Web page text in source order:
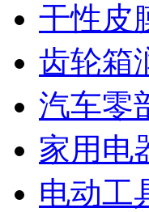
干性皮
齿轮箱
汽车零
家用电
电动工